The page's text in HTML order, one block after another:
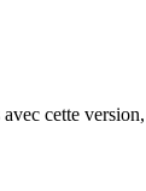
cette